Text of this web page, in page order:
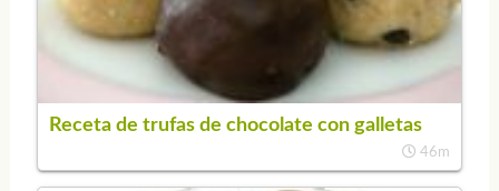
Receta de trufas de chocolate con galletas
46m